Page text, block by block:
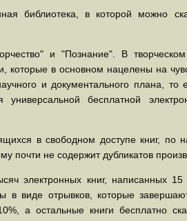
библиотека, в которой можно
и "Познание". В
которые в основном нацелены на
и документального плана,
универсальной бесплатной
в свободном доступе книг, по
почти не содержит дубликатов
электронных книг, написанных
в виде отрывков, которые
а остальные книги бесплатно